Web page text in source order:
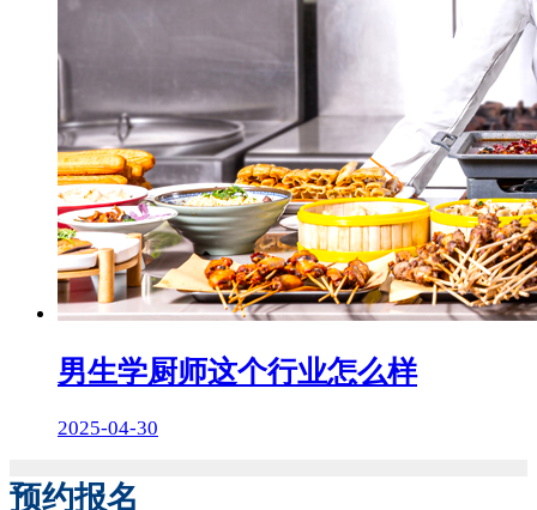
男生学厨师这个行业怎么样
2025-04-30
预约报名